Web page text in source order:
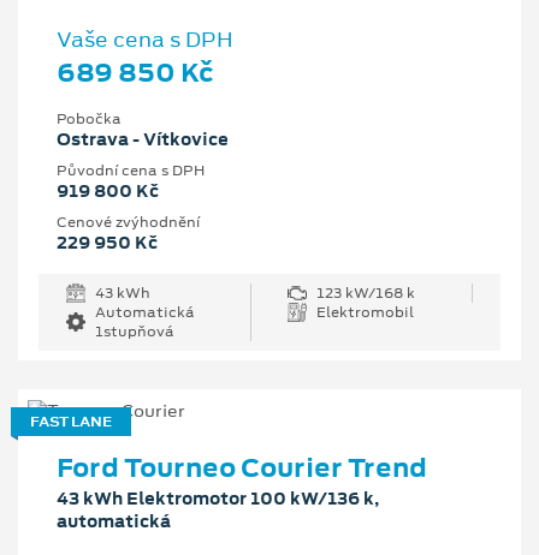
Vaše cena s DPH
689 850 Kč
Pobočka
Ostrava - Vítkovice
Původní cena s DPH
919 800 Kč
Cenové zvýhodnění
229 950 Kč
43 kWh
123 kW/168 k
Automatická
1stupňová
Elektromobil
FAST LANE
Ford Tourneo Courier Trend
43 kWh Elektromotor 100 kW/136 k,
automatická